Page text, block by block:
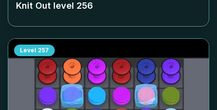
Knit Out level 256
Level 257